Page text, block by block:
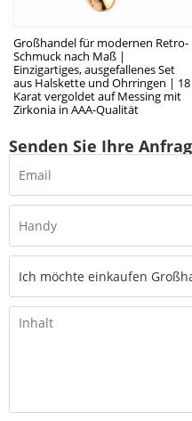
Großhandel für modernen Retro-
Schmuck nach Maß |
Einzigartiges, ausgefallenes Set
aus Halskette und Ohrringen | 18
Karat vergoldet auf Messing mit
Zirkonia in AAA-Qualität
Senden Sie Ihre